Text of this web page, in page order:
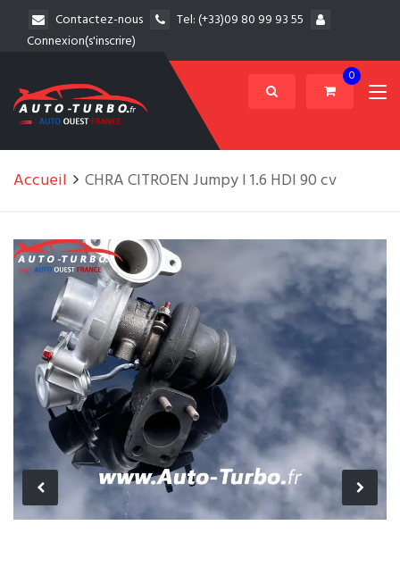
Contactez-nous Tel:(+33)09 80 99 93 55
Connexion(s'inscrire)
0
Accueil CHRA CITROEN Jumpy I 1.6 HDI 90 cv